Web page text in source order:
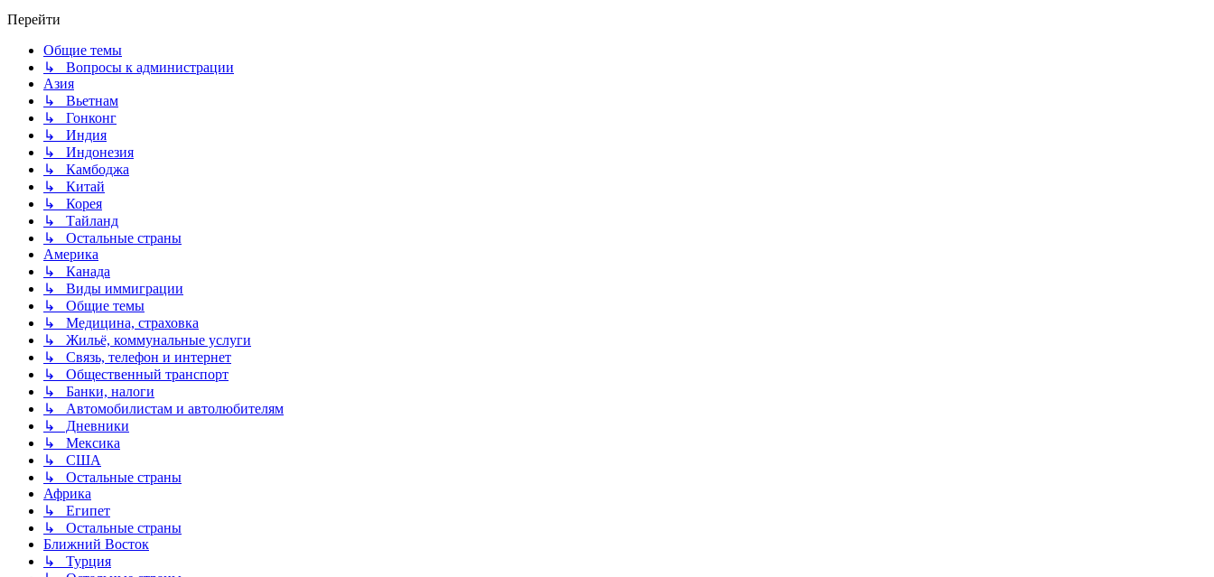
Перейти
Общие темы
↳ Вопросы к администрации
Азия
↳ Вьетнам
↳ Гонконг
↳ Индия
↳ Индонезия
↳ Камбоджа
↳ Китай
↳ Корея
↳ Тайланд
↳ Остальные страны
Америка
↳ Канада
↳ Виды иммиграции
↳ Общие темы
↳ Медицина, страховка
↳ Жильё, коммунальные услуги
↳ Связь, телефон и интернет
↳ Общественный транспорт
↳ Банки, налоги
↳ Автомобилистам и автолюбителям
↳ Дневники
↳ Мексика
↳ США
↳ Остальные страны
Африка
↳ Египет
↳ Остальные страны
Ближний Восток
↳ Турция